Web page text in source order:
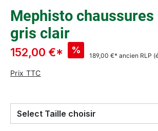
Mephisto chaussures
gris clair
152,00 €* %
189,00 €* ancien RLP
Prix TTC
Select Taille choisir